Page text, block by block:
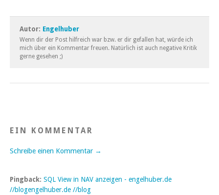
Autor: Engelhuber
Wenn dir der Post hilfreich war bzw. er dir gefallen hat, würde ich
mich über ein Kommentar freuen. Natürlich ist auch negative Kritik
gerne gesehen ;)
EIN KOMMENTAR
Schreibe einen Kommentar →
Pingback: SQL View in NAV anzeigen - engelhuber.de
//blogengelhuber.de //blog